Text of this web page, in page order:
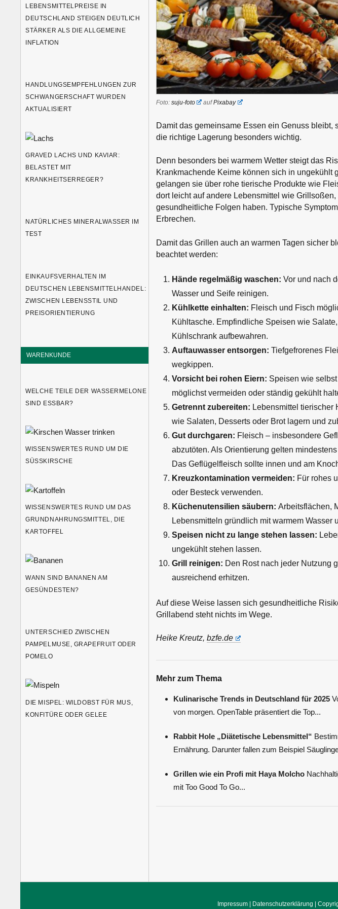
Foto: suju-foto aufPixabay
Damit das gemeinsame Essen ein Genuss
die richtige Lagerung besonders wichtig.
Denn besonders bei warmem Wetter steigt das
Krankmachende Keime können sich in ungekühlt
gelangen sie über rohe tierische Produkte wie
dort leicht auf andere Lebensmittel wie
gesundheitliche Folgen haben. Typische
Erbrechen.
Damit das Grillen auch an warmen Tagen sicher
beachtet werden:
Hände regelmäßig waschen: Vor und nach
Wasser und Seife reinigen.
Kühlkette einhalten: Fleisch und Fisch
Kühltasche. Empfindliche Speisen wie
Kühlschrank aufbewahren.
Auftauwasser entsorgen: Tiefgefrorenes
wegkippen.
Vorsicht bei rohen Eiern: Speisen wie
möglichst vermeiden oder ständig gekühlt
Getrennt zubereiten: Lebensmittel tierischer
wie Salaten, Desserts oder Brot lagern und
Gut durchgaren: Fleisch – insbesondere
abzutöten. Als Orientierung gelten
Das Geflügelfleisch sollte innen und am
Kreuzkontamination vermeiden: Für rohes
oder Besteck verwenden.
Küchenutensilien säubern: Arbeitsflächen,
Lebensmitteln gründlich mit warmem Wasser
Speisen nicht zu lange stehen lassen:
ungekühlt stehen lassen.
Grill reinigen: Den Rost nach jeder Nutzung
ausreichend erhitzen.
Auf diese Weise lassen sich gesundheitliche
Grillabend steht nichts im Wege.
Heike Kreutz, bzfe.de
Mehr zum Thema
Kulinarische Trends in Deutschland für 2025
von morgen. OpenTable präsentiert die Top...
Rabbit Hole „Diätetische Lebensmittel“
Ernährung. Darunter fallen zum Beispiel
Grillen wie ein Profi mit Haya Molcho
mit Too Good To Go...
LEBENSMITTELPREISE IN
DEUTSCHLAND STEIGEN DEUTLICH
STÄRKER ALS DIE ALLGEMEINE
INFLATION
HANDLUNGSEMPFEHLUNGEN ZUR
SCHWANGERSCHAFT WURDEN
AKTUALISIERT
GRAVED LACHS UND KAVIAR:
BELASTET MIT
KRANKHEITSERREGER?
NATÜRLICHES MINERALWASSER IM
TEST
EINKAUFSVERHALTEN IM
DEUTSCHEN LEBENSMITTELHANDEL:
ZWISCHEN LEBENSSTIL UND
PREISORIENTIERUNG
WARENKUNDE
WELCHE TEILE DER WASSERMELONE
SIND ESSBAR?
WISSENSWERTES RUND UM DIE
SÜSSKIRSCHE
WISSENSWERTES RUND UM DAS
GRUNDNAHRUNGSMITTEL, DIE
KARTOFFEL
WANN SIND BANANEN AM
GESÜNDESTEN?
UNTERSCHIED ZWISCHEN
PAMPELMUSE, GRAPEFRUIT ODER
POMELO
DIE MISPEL: WILDOBST FÜR MUS,
KONFITÜRE ODER GELEE
Impressum | Datenschutzerklärung |